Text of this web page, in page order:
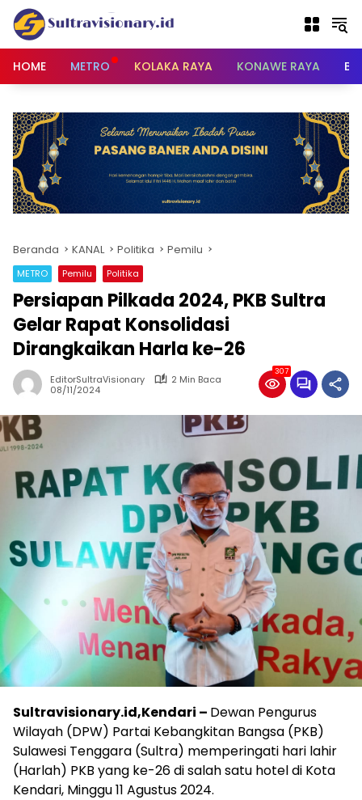
Langsung
konten
HOME
METRO KOLAKA RAYA KONAWE RAYA
Beranda KANAL Politika Pemilu
METRO Pemilu Politika
Persiapan Pilkada 2024, PKB Sultra
Gelar Rapat Konsolidasi
Dirangkaikan Harla ke-26
EditorSultraVisionary
2 Min Baca
08/11/2024
307
Sultravisionary.id,Kendari – Dewan Pengurus
Wilayah (DPW) Partai Kebangkitan Bangsa (PKB)
Sulawesi Tenggara (Sultra) memperingati hari lahir
(Harlah) PKB yang ke-26 di salah satu hotel di Kota
Kendari, Minggu 11 Agustus 2024.